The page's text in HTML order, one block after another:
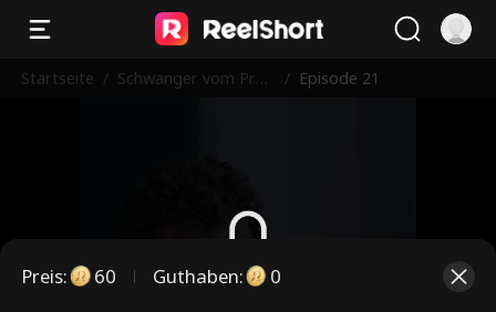
Startseite / Schwanger vom Prof
/ Episode 21
Preis: 60 Guthaben: 0